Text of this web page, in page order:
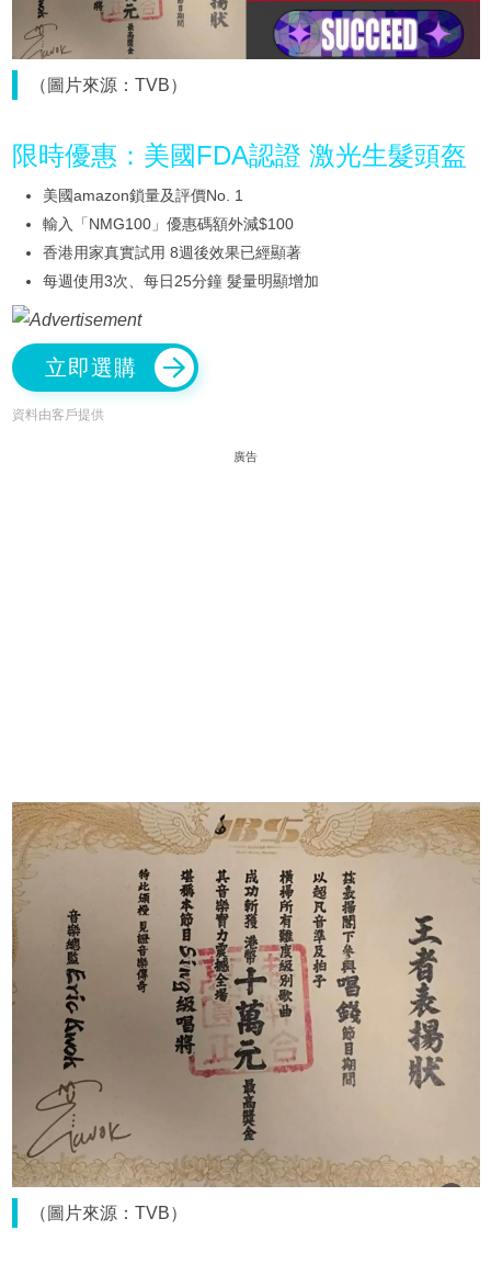
（圖片來源：TVB）
限時優惠：美國FDA認證 激光生髮頭盔
美國amazon鎖量及評價No. 1
輸入「NMG100」優惠碼額外減$100
香港用家真實試用 8週後效果已經顯著
每週使用3次、每日25分鐘 髮量明顯增加
立即選購
資料由客戶提供
廣告
（圖片來源：TVB）